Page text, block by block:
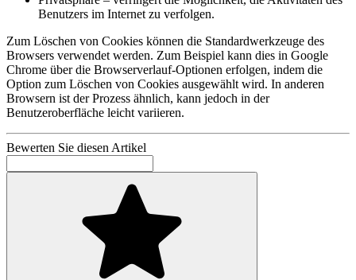
Benutzers im Internet zu verfolgen.
Zum Löschen von Cookies können die Standardwerkzeuge des
Browsers verwendet werden. Zum Beispiel kann dies in Google
Chrome über die Browserverlauf-Optionen erfolgen, indem die
Option zum Löschen von Cookies ausgewählt wird. In anderen
Browsern ist der Prozess ähnlich, kann jedoch in der
Benutzeroberfläche leicht variieren.
Bewerten Sie diesen Artikel